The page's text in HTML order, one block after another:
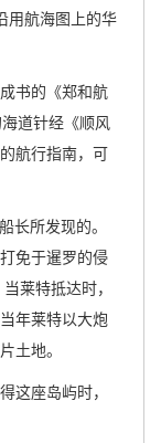
用航海图上的华
书的《郑和航
道针经《顺风
航行指南，可
长所发现的。
免于暹罗的侵
莱特抵达时，
年莱特以大炮
土地。
这座岛屿时，